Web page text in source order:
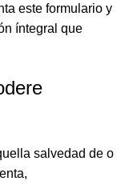
este formulario y
íntegral que
salvedad de o